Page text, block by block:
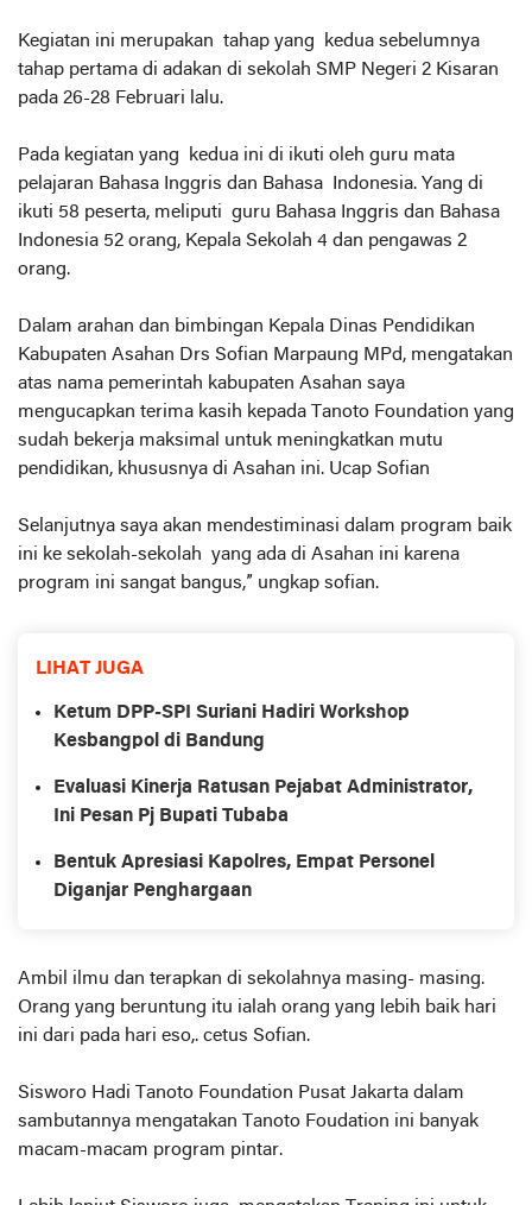
Kegiatan ini merupakan tahap yang kedua sebelumnya
tahap pertama di adakan di sekolah SMP Negeri 2 Kisaran
pada 26-28 Februari lalu.
Pada kegiatan yang kedua ini di ikuti oleh guru mata
pelajaran Bahasa Inggris dan Bahasa Indonesia. Yang di
ikuti 58 peserta, meliputi guru Bahasa Inggris dan Bahasa
Indonesia 52 orang, Kepala Sekolah 4 dan pengawas 2
orang.
Dalam arahan dan bimbingan Kepala Dinas Pendidikan
Kabupaten Asahan Drs Sofian Marpaung MPd, mengatakan
atas nama pemerintah kabupaten Asahan saya
mengucapkan terima kasih kepada Tanoto Foundation yang
sudah bekerja maksimal untuk meningkatkan mutu
pendidikan, khususnya di Asahan ini. Ucap Sofian
Selanjutnya saya akan mendestiminasi dalam program baik
ini ke sekolah-sekolah yang ada di Asahan ini karena
program ini sangat bangus,” ungkap sofian.
LIHAT JUGA
Ketum DPP-SPI Suriani Hadiri Workshop
Kesbangpol di Bandung
Evaluasi Kinerja Ratusan Pejabat Administrator,
Ini Pesan Pj Bupati Tubaba
Bentuk Apresiasi Kapolres, Empat Personel
Diganjar Penghargaan
Ambil ilmu dan terapkan di sekolahnya masing- masing.
Orang yang beruntung itu ialah orang yang lebih baik hari
ini dari pada hari eso,. cetus Sofian.
Sisworo Hadi Tanoto Foundation Pusat Jakarta dalam
sambutannya mengatakan Tanoto Foudation ini banyak
macam-macam program pintar.